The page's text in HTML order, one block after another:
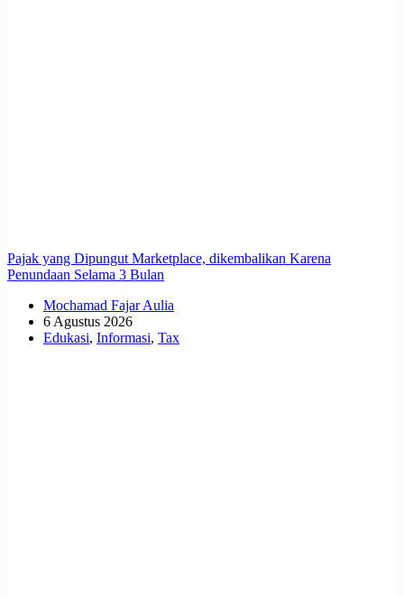
Pajak yang Dipungut Marketplace, dikembalikan Karena
Penundaan Selama 3 Bulan
Mochamad Fajar Aulia
6 Agustus 2026
Edukasi, Informasi, Tax